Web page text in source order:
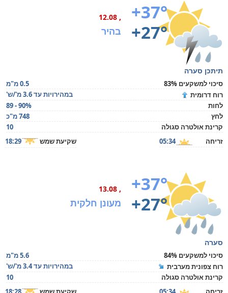
+37°
+27°
, 12.08
בהיר
תיתכן סערה
סיכוי למשקעים 83%
0.5 מ"מ
רוח דרומית
במהירויות עד 3.6 מ'/ש'
לחות
89 - 90%
לחץ
748 מ"כ
קרינת אולטרה סגולה
10
זריחה
05:34 שקיעת שמש 18:29
+37°
+27°
, 13.08
מעונן חלקית
סערה
סיכוי למשקעים 84%
5.6 מ"מ
רוח צפונית מערבית
במהירויות עד 3.4 מ'/ש'
קרינת אולטרה סגולה
10